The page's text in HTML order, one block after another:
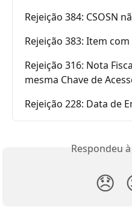
Rejeição 384: CSOSN
Rejeição 383: Item
Rejeição 316: Nota
mesma Chave de
Rejeição 228: Data de
Respondeu
😞